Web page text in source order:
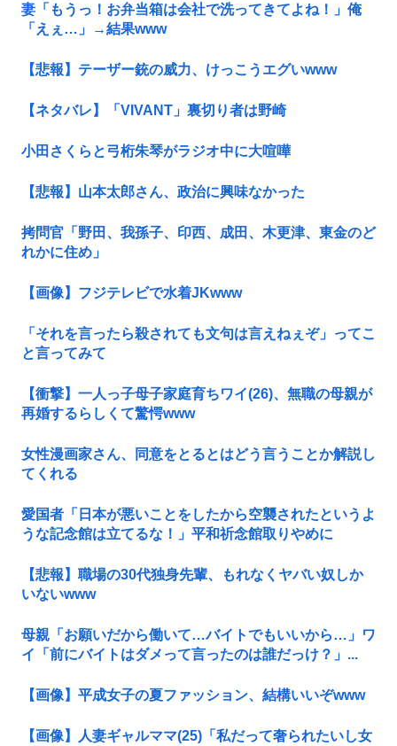
妻「もうっ！お弁当箱は会社で洗ってきてよね！」俺
「えぇ…」→結果www
【悲報】テーザー銃の威力、けっこうエグいwww
【ネタバレ】「VIVANT」裏切り者は野崎
小田さくらと弓桁朱琴がラジオ中に大喧嘩
【悲報】山本太郎さん、政治に興味なかった
拷問官「野田、我孫子、印西、成田、木更津、東金のど
れかに住め」
【画像】フジテレビで水着JKwww
「それを言ったら殺されても文句は言えねぇぞ」ってこ
と言ってみて
【衝撃】一人っ子母子家庭育ちワイ(26)、無職の母親が
再婚するらしくて驚愕www
女性漫画家さん、同意をとるとはどう言うことか解説し
てくれる
愛国者「日本が悪いことをしたから空襲されたというよ
うな記念館は立てるな！」平和祈念館取りやめに
【悲報】職場の30代独身先輩、もれなくヤバい奴しか
いないwww
母親「お願いだから働いて…バイトでもいいから…」ワ
イ「前にバイトはダメって言ったのは誰だっけ？」...
【画像】平成女子の夏ファッション、結構いいぞwww
【画像】人妻ギャルママ(25)「私だって奢られたいし女